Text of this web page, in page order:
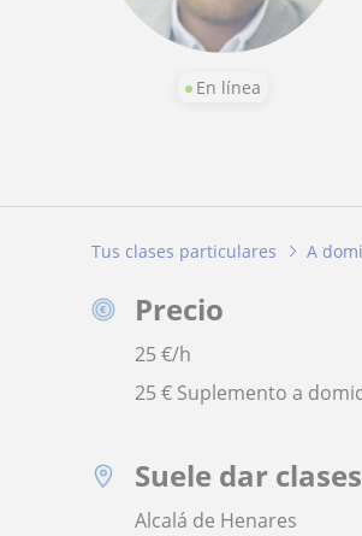
En línea
Tus clases particulares A
Precio
25€/h
25 € Suplemento a
Suele dar
Alcalá de Henares